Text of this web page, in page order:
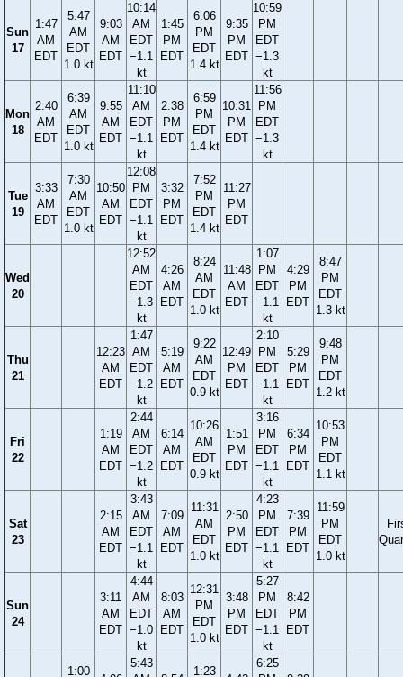
Sun
17
1:47
AM
EDT
5:47
AM
EDT
1.0 kt
9:03
AM
EDT
10:14
AM
EDT
−1.1
kt
1:45
PM
EDT
6:06
PM
EDT
1.4 kt
9:35
PM
EDT
10:59
PM
EDT
−1.3
kt
Mon
18
2:40
AM
EDT
6:39
AM
EDT
1.0 kt
9:55
AM
EDT
11:10
AM
EDT
−1.1
kt
2:38
PM
EDT
6:59
PM
EDT
1.4 kt
10:31
PM
EDT
11:56
PM
EDT
−1.3
kt
Tue
19
3:33
AM
EDT
7:30
AM
EDT
1.0 kt
10:50
AM
EDT
12:08
PM
EDT
−1.1
kt
3:32
PM
EDT
7:52
PM
EDT
1.4 kt
11:27
PM
EDT
Wed
20
12:52
AM
EDT
−1.3
kt
4:26
AM
EDT
8:24
AM
EDT
1.0 kt
11:48
AM
EDT
1:07
PM
EDT
−1.1
kt
4:29
PM
EDT
8:47
PM
EDT
1.3 kt
Thu
21
12:23
AM
EDT
1:47
AM
EDT
−1.2
kt
5:19
AM
EDT
9:22
AM
EDT
0.9 kt
12:49
PM
EDT
2:10
PM
EDT
−1.1
kt
5:29
PM
EDT
9:48
PM
EDT
1.2 kt
Fri
22
1:19
AM
EDT
2:44
AM
EDT
−1.2
kt
6:14
AM
EDT
10:26
AM
EDT
0.9 kt
1:51
PM
EDT
3:16
PM
EDT
−1.1
kt
6:34
PM
EDT
10:53
PM
EDT
1.1 kt
Sat
23
2:15
AM
EDT
3:43
AM
EDT
−1.1
kt
7:09
AM
EDT
11:31
AM
EDT
1.0 kt
2:50
PM
EDT
4:23
PM
EDT
−1.1
kt
7:39
PM
EDT
11:59
PM
EDT
1.0 kt
Sun
24
3:11
AM
EDT
4:44
AM
EDT
−1.0
kt
8:03
AM
EDT
12:31
PM
EDT
1.0 kt
3:48
PM
EDT
5:27
PM
EDT
−1.1
kt
8:42
PM
EDT
1:00
5:43
1:23
6:25